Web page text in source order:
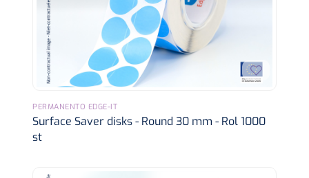
PERMANENTO EDGE-IT
Surface Saver disks - Round 30 mm - Rol 1000
st